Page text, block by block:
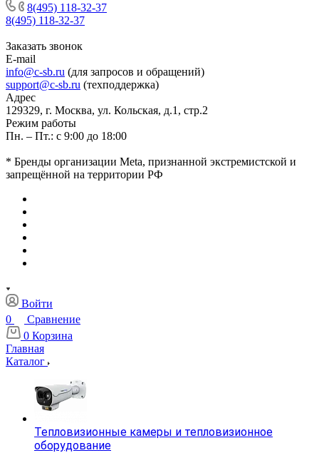
8(495) 118-32-37
8(495) 118-32-37
Заказать звонок
E-mail
info@c-sb.ru (для запросов и обращений)
support@c-sb.ru (техподдержка)
Адрес
129329, г. Москва, ул. Кольская, д.1, стр.2
Режим работы
Пн. – Пт.: с 9:00 до 18:00
* Бренды организации Meta, признанной экстремистской и
запрещённой на территории РФ
Войти
0
Сравнение
0 Корзина
Главная
Каталог
Тепловизионные камеры и тепловизионное
оборудование